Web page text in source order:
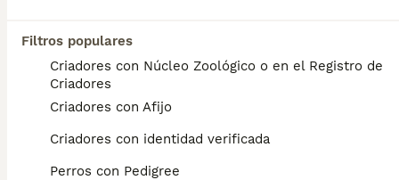
Filtros populares
Criadores con Núcleo Zoológico o en el Registro de
Criadores
Criadores con Afijo
Criadores con identidad verificada
Perros con Pedigree
¿Los perros de Mudi son
buenas mascotas?
Los Mudi son perros muy enérgicos. Aunque
son tranquilos y relajados en casa, una vez
fuera disfrutan corriendo. Como era de
esperar, destacan en flyball, obediencia,